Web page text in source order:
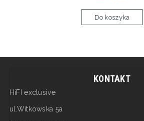
Do koszyka
KONTAKT
HiFI exclusive
ul.Witkowska 5a